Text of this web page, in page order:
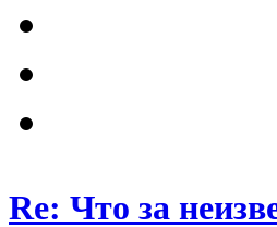
Re: Что за